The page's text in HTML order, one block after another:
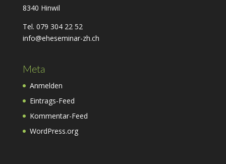
8340 Hinwil
Tel. 079 304 22 52
info@eheseminar-zh.ch
Meta
Anmelden
Eintrags-Feed
Kommentar-Feed
WordPress.org